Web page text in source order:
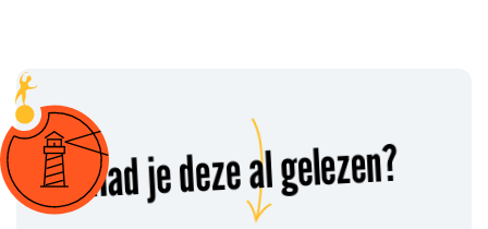
Had je deze al gelezen?